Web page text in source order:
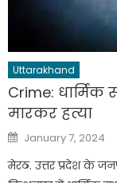
Uttarakhand
Crime:
मारकर हत्या
Posted
on
January 7, 2024
मेरठ. उत्तर प्रदेश के